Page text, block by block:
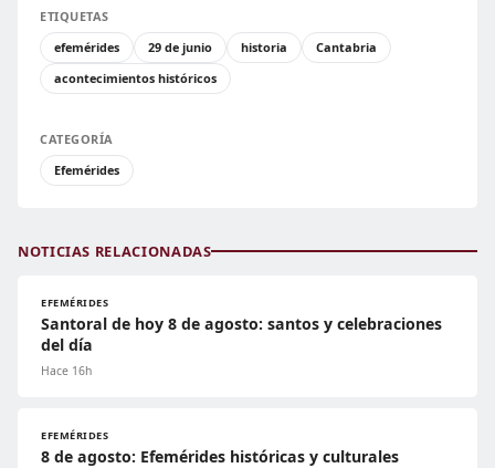
ETIQUETAS
efemérides
29 de junio historia
Cantabria
acontecimientos históricos
CATEGORÍA
Efemérides
NOTICIAS RELACIONADAS
EFEMÉRIDES
Santoral de hoy 8 de agosto: santos y celebraciones
del día
Hace 16h
EFEMÉRIDES
8 de agosto: Efemérides históricas y culturales